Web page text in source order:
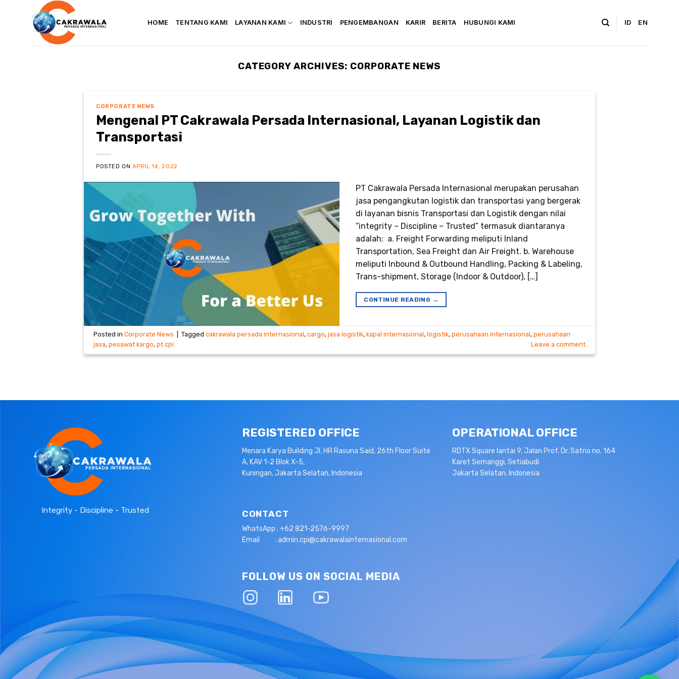
HOME TENTANG KAMI LAYANAN KAMI INDUSTRI PENGEMBANGAN KARIR BERITA HUBUNGI KAMI ID EN
CATEGORY ARCHIVES: CORPORATE NEWS
CORPORATE NEWS
Mengenal PT Cakrawala Persada Internasional, Layanan Logistik dan
Transportasi
POSTED ON APRIL 14, 2022
PT Cakrawala Persada Internasional merupakan perusahan
jasa pengangkutan logistik dan transportasi yang bergerak
di layanan bisnis Transportasi dan Logistik dengan nilai
“integrity – Discipline – Trusted” termasuk diantaranya
adalah: a. Freight Forwarding meliputi Inland
Transportation, Sea Freight dan Air Freight. b. Warehouse
meliputi Inbound & Outbound Handling, Packing & Labeling,
Trans-shipment, Storage (Indoor & Outdoor), […]
CONTINUE READING →
Posted inCorporate News Taggedcakrawala persada internasional,cargo,jasa logistik,kapal internasional,logistik,perusahaan internasional,perusahaan
jasa,pesawat kargo,pt cpi Leave a comment
Integrity - Discipline - Trusted
REGISTERED OFFICE
Menara Karya Building Jl. HR Rasuna Said, 26th Floor Suite
A, KAV 1-2 Blok X-5,
Kuningan, Jakarta Selatan, Indonesia
CONTACT
WhatsApp : +62 821-2576-9997
Email : admin.cpi@cakrawalainternasional.com
OPERATIONAL OFFICE
RDTX Square lantai 9, Jalan Prof. Dr. Satrio no. 164
Karet Semanggi, Setiabudi
Jakarta Selatan, Indonesia
FOLLOW US ON SOCIAL MEDIA